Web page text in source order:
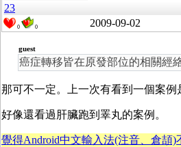
23
0 0 2009-09-02
guest
癌症轉移皆在原發部位的相關經
那可不一定。上一次有看到一個案例
好像還看過肝臟跑到睪丸的案例。
覺得Android中文輸入法(注音、倉頡